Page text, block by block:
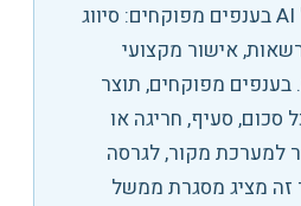
עמוד Pillar לממשל AI בענפים מפוקחים: סיווג
אישור מקצועי
. בענפים מפוקחים, תוצר
סכום, סעיף, חריגה או
למערכת מקור, לגרסה
זה מציג מסגרת ממשל